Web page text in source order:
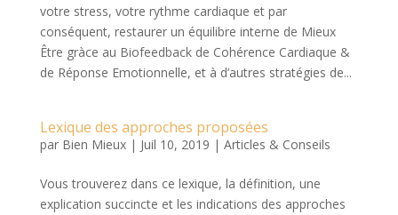
votre stress, votre rythme cardiaque et par
conséquent, restaurer un équilibre interne de Mieux
Être gràce au Biofeedback de Cohérence Cardiaque &
de Réponse Emotionnelle, et à d’autres stratégies de...
Lexique des approches proposées
par Bien Mieux| Juil 10, 2019 | Articles & Conseils
Vous trouverez dans ce lexique, la définition, une
explication succincte et les indications des approches